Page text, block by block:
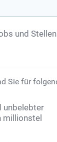
und
Sie für
unbelebter
millionstel